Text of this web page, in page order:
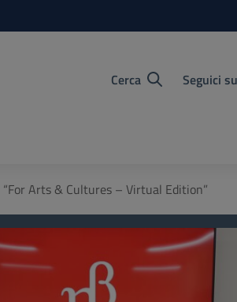
Cerca Seguici
Arts & Cultures – Virtual Edition”